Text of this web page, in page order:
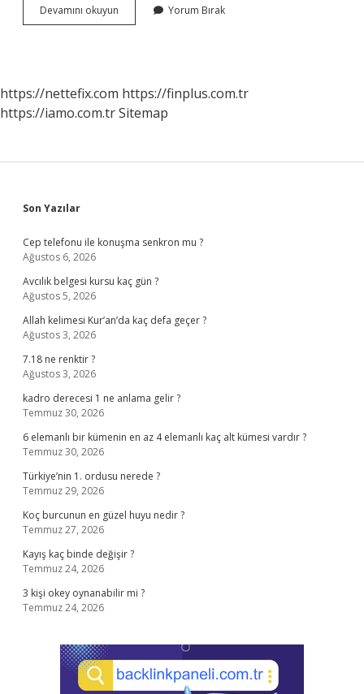
Devamını okuyun
Fare
Yorum Bırak
https://nettefix.com https://finplus.com.tr
https://iamo.com.trSitemap
Sidebar
Son Yazılar
Cep telefonu ile konuşma senkron mu ?
Ağustos 6, 2026
Avcılık belgesi kursu kaç gün ?
Ağustos 5, 2026
Allah kelimesi Kur’an’da kaç defa geçer ?
Ağustos 3, 2026
7.18 ne renktir ?
Ağustos 3, 2026
kadro derecesi 1 ne anlama gelir ?
Temmuz 30, 2026
6 elemanlı bir kümenin en az 4 elemanlı kaç alt kümesi vardır ?
Temmuz 30, 2026
Türkiye’nin 1. ordusu nerede ?
Temmuz 29, 2026
Koç burcunun en güzel huyu nedir ?
Temmuz 27, 2026
Kayış kaç binde değişir ?
Temmuz 24, 2026
3 kişi okey oynanabilir mi ?
Temmuz 24, 2026